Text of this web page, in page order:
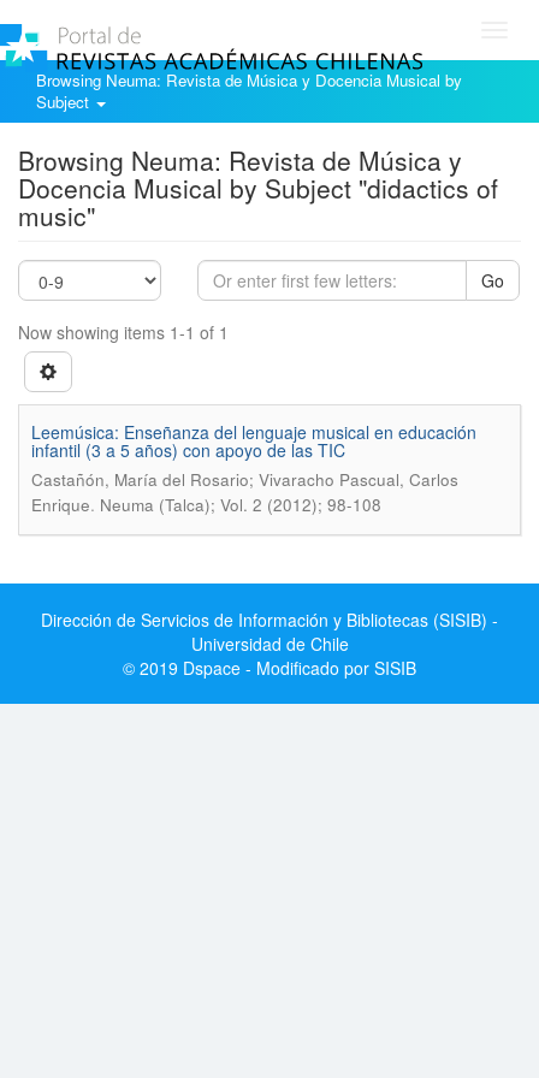
Browsing Neuma: Revista de Música y Docencia Musical by
Subject
Browsing Neuma: Revista de Música y
Docencia Musical by Subject "didactics of
music"
Go
Now showing items 1-1 of 1
Leemúsica: Enseñanza del lenguaje musical en educación
infantil (3 a 5 años) con apoyo de las TIC
Castañón, María del Rosario; Vivaracho Pascual, Carlos
Enrique. Neuma (Talca); Vol. 2 (2012); 98-108
Dirección de Servicios de Información y Bibliotecas (SISIB) -
Universidad de Chile
© 2019 Dspace - Modificado por SISIB